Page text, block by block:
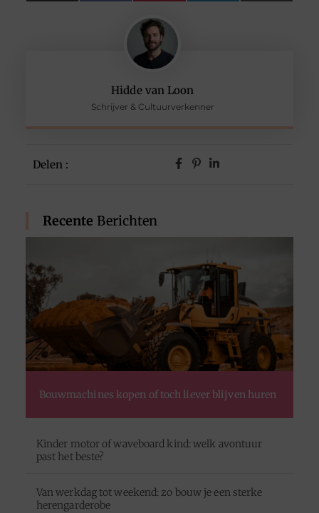
Hidde van Loon
Schrijver & Cultuurverkenner
Delen :
Recente Berichten
Bouwmachines kopen of toch liever blijven huren
Kinder motor of waveboard kind: welk avontuur
past het beste?
Van werkdag tot weekend: zo bouw je een sterke
herengarderobe